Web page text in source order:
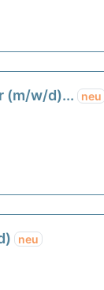
(m/w/d)... neu
neu